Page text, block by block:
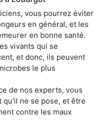
vous pourrez éviter
en général, et les
en bonne santé.
vivants qui se
et donc, ils peuvent
le plus
de nos experts, vous
ne se pose, et être
contre les maux